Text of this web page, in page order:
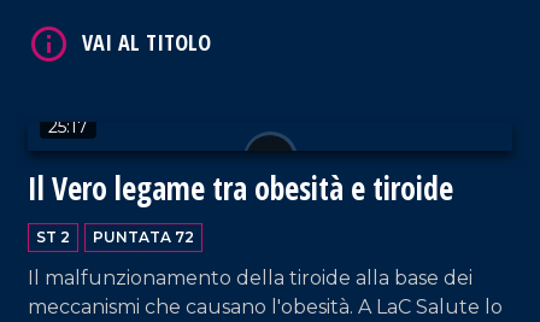
25:17
Il Vero legame tra obesità e tiroide
ST 2 PUNTATA 72
Il malfunzionamento della tiroide alla base dei
meccanismi che causano l'obesità. A LaC Salute lo
VAI AL TITOLO